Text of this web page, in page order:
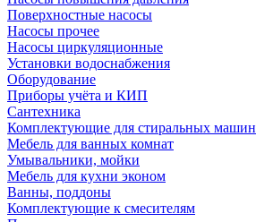
Поверхностные насосы
Насосы прочее
Насосы циркуляционные
Установки водоснабжения
Оборудование
Приборы учёта и КИП
Сантехника
Комплектующие для стиральных машин
Мебель для ванных комнат
Умывальники, мойки
Мебель для кухни эконом
Ванны, поддоны
Комплектующие к смесителям